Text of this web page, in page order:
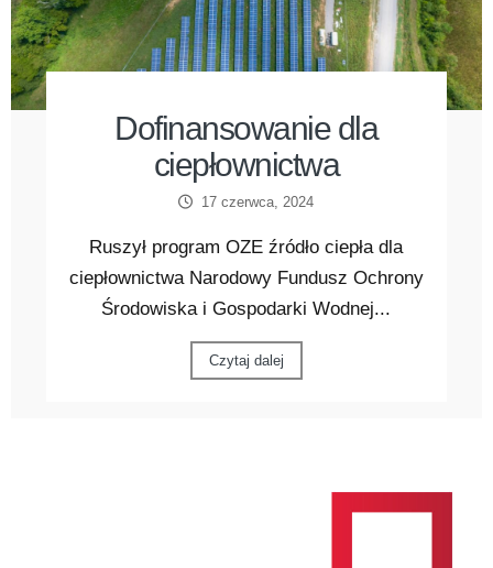
Dofinansowanie dla
ciepłownictwa
17 czerwca, 2024
Ruszył program OZE źródło ciepła dla
ciepłownictwa Narodowy Fundusz Ochrony
Środowiska i Gospodarki Wodnej...
Czytaj dalej